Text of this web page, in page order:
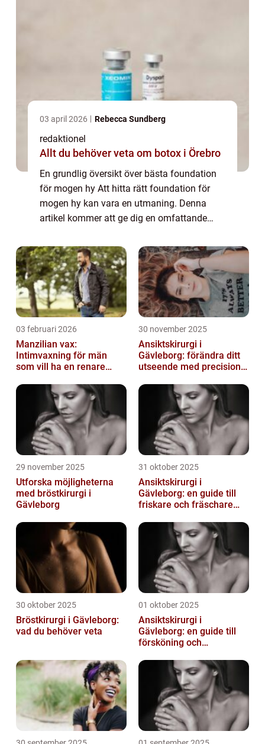
03 april 2026 Rebecca Sundberg
redaktionel
Allt du behöver veta om botox i Örebro
En grundlig översikt över bästa foundation
för mogen hy Att hitta rätt foundation för
mogen hy kan vara en utmaning. Denna
artikel kommer att ge dig en omfattande
för mogen hy och uppnå en ungdomlig,
strålan...
03 februari 2026
Manzilian vax:
Intimvaxning för män
som vill ha en renare
30 november 2025
Ansiktskirurgi i
Gävleborg: förändra ditt
utseende med precision
29 november 2025
Utforska möjligheterna
med bröstkirurgi i
Gävleborg
31 oktober 2025
Ansiktskirurgi i
Gävleborg: en guide till
friskare och fräschare
30 oktober 2025
Bröstkirurgi i Gävleborg:
vad du behöver veta
01 oktober 2025
Ansiktskirurgi i
Gävleborg: en guide till
försköning och